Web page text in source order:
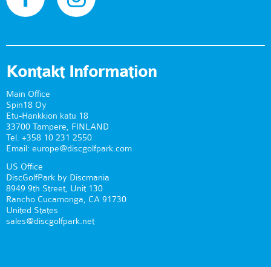
Kontakt Information
Main Office
Spin18 Oy
Etu-Hankkion katu 18
33700 Tampere, FINLAND
Tel. +358 10 231 2550
Email: europe@discgolfpark.com
US Office
DiscGolfPark by Discmania
8949 9th Street, Unit 130
Rancho Cucamonga, CA 91730
United States
sales@discgolfpark.net